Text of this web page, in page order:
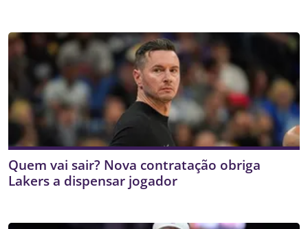
Quem vai sair? Nova contratação obriga
Lakers a dispensar jogador